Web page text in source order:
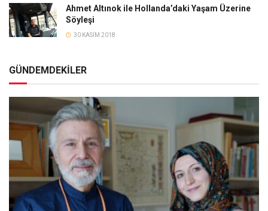
Ahmet Altınok ile Hollanda’daki Yaşam Üzerine
Söyleşi
30 KASIM 2018
GÜNDEMDEKİLER